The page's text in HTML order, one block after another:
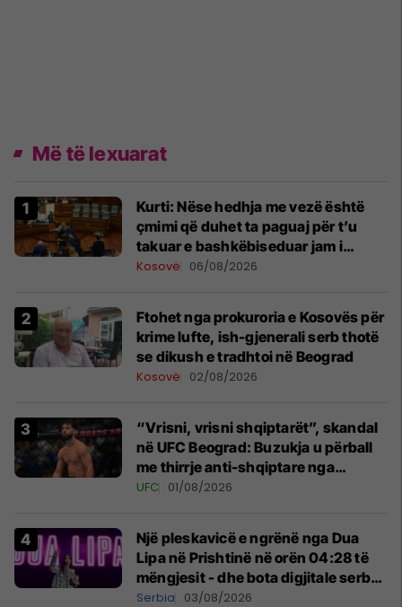
Më të lexuarat
Kurti: Nëse hedhja me vezë është
çmimi që duhet ta paguaj për t’u
takuar e bashkëbiseduar jam i
lumtur ta bëj këtë
Kosovë 06/08/2026
Ftohet nga prokuroria e Kosovës për
krime lufte, ish-gjenerali serb thotë
se dikush e tradhtoi në Beograd
Kosovë 02/08/2026
“Vrisni, vrisni shqiptarët”, skandal
në UFC Beograd: Buzukja u përball
me thirrje anti-shqiptare nga
tribunat
UFC 01/08/2026
Një pleskavicë e ngrënë nga Dua
Lipa në Prishtinë në orën 04:28 të
mëngjesit - dhe bota digjitale serbe
shpall gjendjen e luftës
Serbia 03/08/2026